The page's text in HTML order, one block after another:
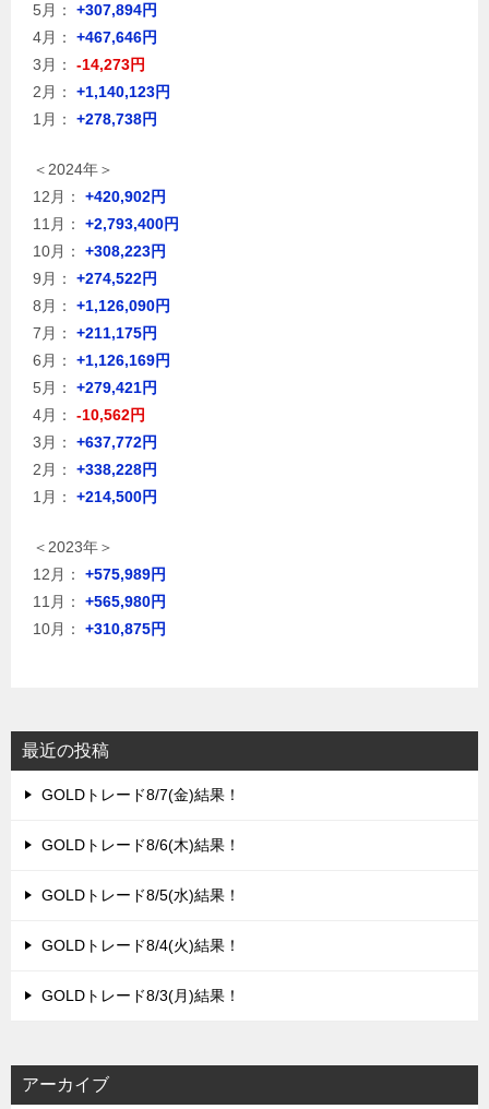
5月：
+307,894円
4月：
+467,646円
3月：
-14,273円
2月：
+1,140,123円
1月：
+278,738円
＜2024年＞
12月：
+420,902円
11月：
+2,793,400円
10月：
+308,223円
9月：
+274,522円
8月：
+1,126,090円
7月：
+211,175円
6月：
+1,126,169円
5月：
+279,421円
4月：
-10,562円
3月：
+637,772円
2月：
+338,228円
1月：
+214,500円
＜2023年＞
12月：
+575,989円
11月：
+565,980円
10月：
+310,875円
最近の投稿
GOLDトレード8/7(金)結果！
GOLDトレード8/6(木)結果！
GOLDトレード8/5(水)結果！
GOLDトレード8/4(火)結果！
GOLDトレード8/3(月)結果！
アーカイブ